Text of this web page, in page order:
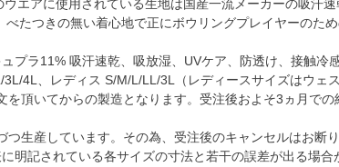
エアに使用されている生地は国産一流メーカーの吸汗速
たつきの無い着心地で正にボウリングプレイヤーのため
プラ11% 吸汗速乾、吸放湿、UVケア、防透け、接触冷
4L、レディス S/M/L/LL/3L（レディースサイズはウェ
を頂いてからの製造となります。受注後およそ3ヵ月で
つ生産しています。その為、受注後のキャンセルはお断り
明記されている各サイズの寸法と若干の誤差が出る場合